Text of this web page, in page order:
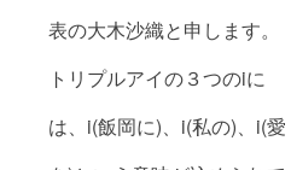
表の大木沙織と申します。
トリプルアイの３つのiに
は、i(飯岡に)、i(私の)、i(愛